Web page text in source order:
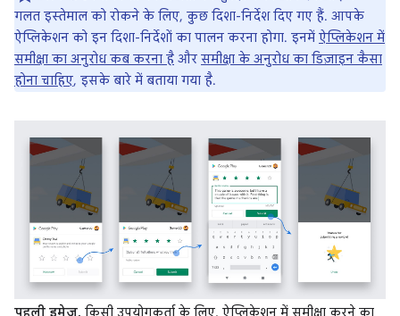
गलत इस्तेमाल को रोकने के लिए, कुछ दिशा-निर्देश दिए गए हैं. आपके
ऐप्लिकेशन को इन दिशा-निर्देशों का पालन करना होगा. इनमें ऐप्लिकेशन में
समीक्षा का अनुरोध कब करना है और समीक्षा के अनुरोध का डिज़ाइन कैसा
होना चाहिए, इसके बारे में बताया गया है.